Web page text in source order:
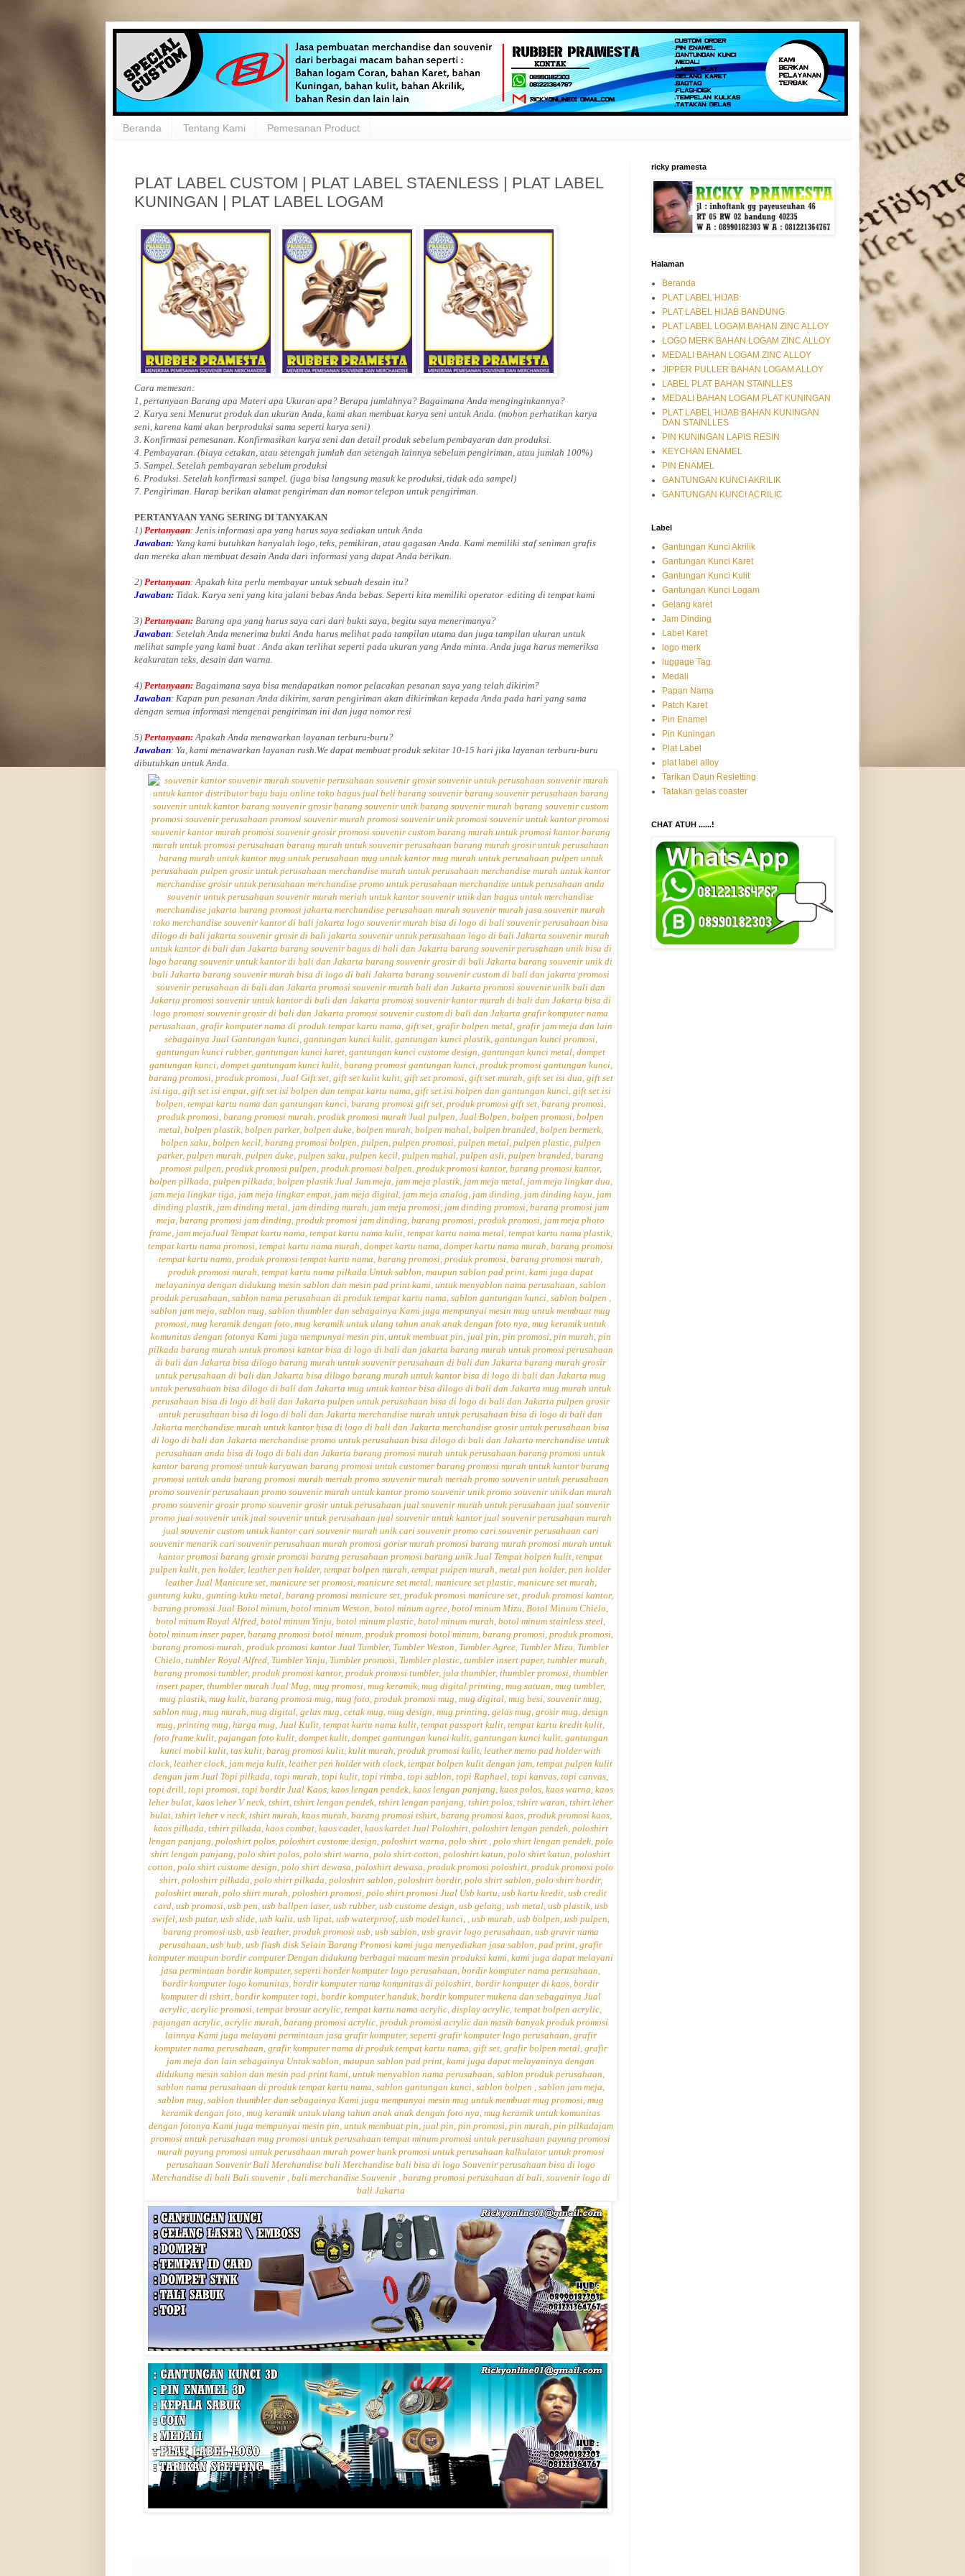
Beranda Tentang Kami Pemesanan Product
PLAT LABEL CUSTOM | PLAT LABEL STAENLESS | PLAT LABEL
KUNINGAN | PLAT LABEL LOGAM
Cara memesan:
1, pertanyaan Barang apa Materi apa Ukuran apa? Berapa jumlahnya? Bagaimana Anda menginginkannya?
2. Karya seni Menurut produk dan ukuran Anda, kami akan membuat karya seni untuk Anda. (mohon perhatikan karya
seni, karena kami akan berproduksi sama seperti karya seni)
3. Konfirmasi pemesanan. Konfirmasikan karya seni dan detail produk sebelum pembayaran dan produksi.
4. Pembayaran. (biaya cetakan, atau setengah jumlah dan setengah lainnya sebelum pengiriman, atau jumlah 100%)
5. Sampel. Setelah pembayaran sebelum produksi
6. Produksi. Setelah konfirmasi sampel. (juga bisa langsung masuk ke produksi, tidak ada sampel)
7. Pengiriman. Harap berikan alamat pengiriman dan nomor telepon untuk pengiriman.
PERTANYAAN YANG SERING DI TANYAKAN
1) Pertanyaan: Jenis informasi apa yang harus saya sediakan untuk Anda
Jawaban: Yang kami butuhkan hanyalah logo, teks, pemikiran, atau gagasan Anda. Kami memiliki staf seniman grafis
dan mereka akan membuat desain Anda dari informasi yang dapat Anda berikan.
2) Pertanyaan: Apakah kita perlu membayar untuk sebuah desain itu?
Jawaban: Tidak. Karya seni yang kita jalani bebas Anda bebas. Seperti kita memiliki operator editing di tempat kami
3) Pertanyaan: Barang apa yang harus saya cari dari bukti saya, begitu saya menerimanya?
Jawaban: Setelah Anda menerima bukti Anda harus melihat pada tampilan utama dan juga tampilan ukuran untuk
melihat sample yang kami buat . Anda akan terlihat seperti pada ukuran yang Anda minta. Anda juga harus memeriksa
keakuratan teks, desain dan warna.
4) Pertanyaan: Bagaimana saya bisa mendapatkan nomor pelacakan pesanan saya yang telah dikirim?
Jawaban: Kapan pun pesanan Anda dikirim, saran pengiriman akan dikirimkan kepada Anda pada hari yang sama
dengan semua informasi mengenai pengiriman ini dan juga nomor resi
5) Pertanyaan:Apakah Anda menawarkan layanan terburu-buru?
Jawaban: Ya, kami menawarkan layanan rush.We dapat membuat produk sekitar 10-15 hari jika layanan terburu-buru
dibutuhkan untuk Anda.
ricky pramesta
Halaman
Beranda
PLAT LABEL HIJAB
PLAT LABEL HIJAB BANDUNG
PLAT LABEL LOGAM BAHAN ZINC ALLOY
LOGO MERK BAHAN LOGAM ZINC ALLOY
MEDALI BAHAN LOGAM ZINC ALLOY
JIPPER PULLER BAHAN LOGAM ALLOY
LABEL PLAT BAHAN STAINLLES
MEDALI BAHAN LOGAM PLAT KUNINGAN
PLAT LABEL HIJAB BAHAN KUNINGAN
DAN STAINLLES
PIN KUNINGAN LAPIS RESIN
KEYCHAN ENAMEL
PIN ENAMEL
GANTUNGAN KUNCI AKRILIK
GANTUNGAN KUNCI ACRILIC
Label
Gantungan Kunci Akrilik
Gantungan Kunci Karet
Gantungan Kunci Kulit
Gantungan Kunci Logam
Gelang karet
Jam Dinding
Label Karet
logo merk
luggage Tag
Medali
Papan Nama
Patch Karet
Pin Enamel
Pin Kuningan
Plat Label
plat label alloy
Tarikan Daun Resletting
Tatakan gelas coaster
CHAT ATUH ......!